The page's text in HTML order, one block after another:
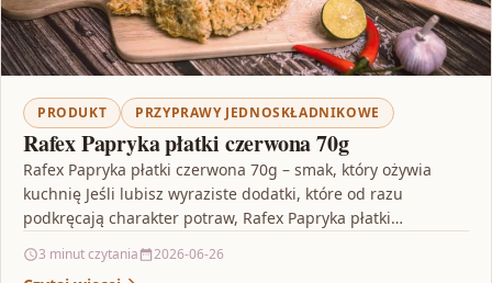
PRODUKT PRZYPRAWY JEDNOSKŁADNIKOWE
Rafex Papryka płatki czerwona 70g
Rafex Papryka płatki czerwona 70g – smak, który ożywia
kuchnię Jeśli lubisz wyraziste dodatki, które od razu
podkręcają charakter potraw, Rafex Papryka płatki
3 minut czytania 2026-06-26